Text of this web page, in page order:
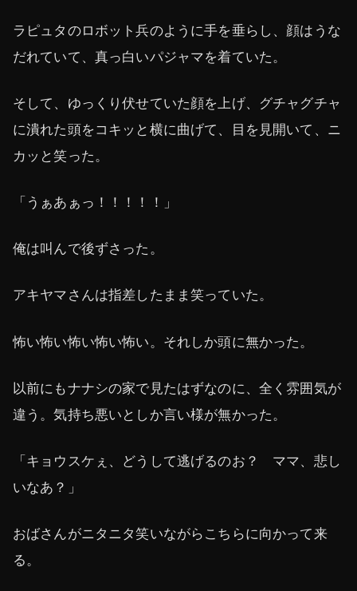
ラピュタのロボット兵のように手を垂らし、顔はうな
だれていて、真っ白いパジャマを着ていた。
そして、ゆっくり伏せていた顔を上げ、グチャグチャ
に潰れた頭をコキッと横に曲げて、目を見開いて、ニ
カッと笑った。
「うぁあぁっ！！！！！」
俺は叫んで後ずさった。
アキヤマさんは指差したまま笑っていた。
怖い怖い怖い怖い怖い。それしか頭に無かった。
以前にもナナシの家で見たはずなのに、全く雰囲気が
違う。気持ち悪いとしか言い様が無かった。
「キョウスケぇ、どうして逃げるのお？ ママ、悲し
いなあ？」
おばさんがニタニタ笑いながらこちらに向かって来
る。